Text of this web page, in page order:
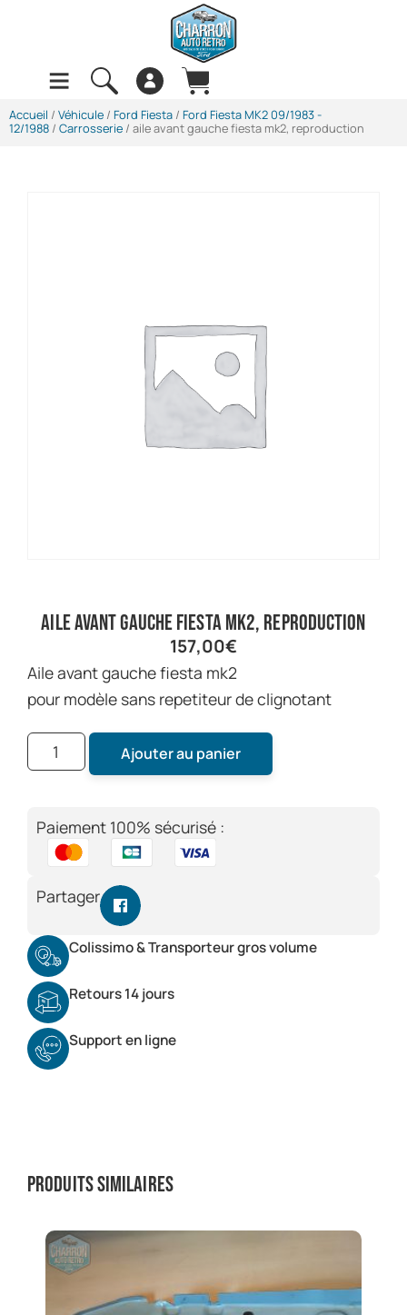
Accueil / Véhicule / Ford Fiesta / Ford Fiesta MK2 09/1983 -
12/1988 / Carrosserie / aile avant gauche fiesta mk2, reproduction
aile avant gauche fiesta mk2, reproduction
157,00€
aile avant gauche fiesta mk2
pour modèle sans repetiteur de clignotant
Ajouter au panier
Paiement 100% sécurisé :
Partager
Colissimo & Transporteur gros volume
Retours 14 jours
Support en ligne
Produits similaires